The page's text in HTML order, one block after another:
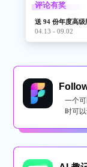
评论有奖
送 94 份年度高级
04.13 - 09.02
一个
时可